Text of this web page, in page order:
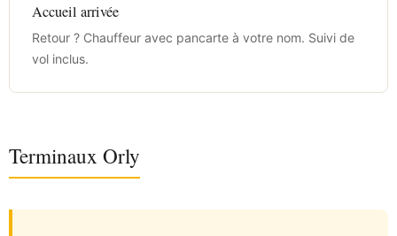
Accueil arrivée
Retour ? Chauffeur avec pancarte à votre nom. Suivi de
vol inclus.
Terminaux Orly